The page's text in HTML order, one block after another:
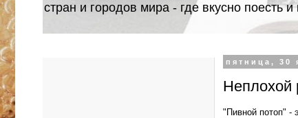
стран и городов мира - где вкусно поесть
пятница, 30
Неплохой
"Пивной потоп" -